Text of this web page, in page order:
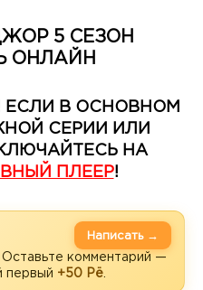
5 СЕЗОН
ОНЛАЙН
ЕСЛИ В ОСНОВНОМ
СЕРИИ ИЛИ
НА
ПЛЕЕР!
Оставьте комментарий —
первый +50 Рё
Написать →